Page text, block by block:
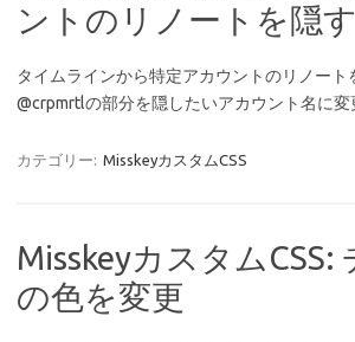
ントのリノートを隠す
タイムラインから特定アカウントのリノート
@crpmrtlの部分を隠したいアカウント名に変
カテゴリー: MisskeyカスタムCSS
MisskeyカスタムCSS:
の色を変更